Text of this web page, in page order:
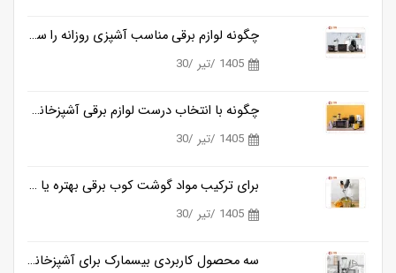
چگونه لوازم برقی مناسب آشپزی روزانه را ساده تر می کنند؟
1405 /تیر /30
چگونه با انتخاب درست لوازم برقی آشپزخانه، زمان آشپزی را نصف کنیم؟
1405 /تیر /30
برای ترکیب مواد گوشت کوب برقی بهتره یا مخلوط کن؟
1405 /تیر /30
سه محصول کاربردی بیسمارک برای آشپزخانه های مدرن